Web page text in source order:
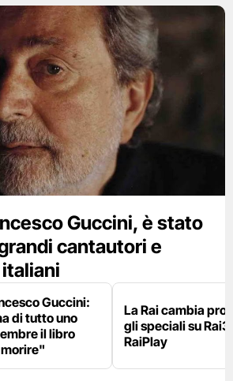
Guccini, è stato
cantautori e
Guccini:
di tutto uno
il libro
La Rai cambia
gli speciali su
RaiPlay